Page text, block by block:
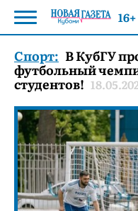
Спорт: В КубГУ
футбольный
студентов!
16+